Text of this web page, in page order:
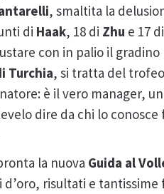
, smaltita la
di Haak, 18 di Zhu e 17 di
con in palio il
Turchia, si tratta del
è il vero manager,
dire da chi lo
la nuova Guida al
risultati e